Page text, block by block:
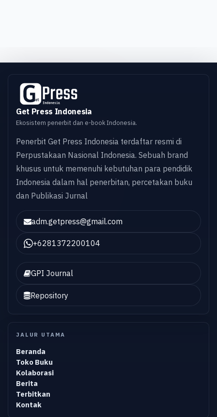
Get Press Indonesia
Ekosistem penerbit dan e-book Indonesia.
Penerbit Get Press Indonesia terdaftar resmi di
Perpustakaan Nasional Indonesia. Sebuah brand
khusus untuk memenuhi kebutuhan para pendidik
Indonesia dalam hal penerbitan, percetakan buku
dan Publikasi Jurnal
adm.getpress@gmail.com
+6281372200104
GPI Journal
Repository
JALUR UTAMA
Beranda
Toko Buku
Kolaborasi
Berita
Terbitkan
Kontak